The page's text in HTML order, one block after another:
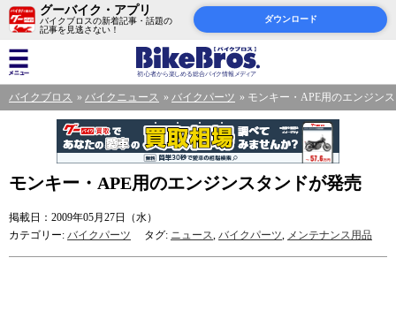
グーバイク・アプリ
バイクブロスの新着記事・話題の
記事を見逃さない！
ダウンロード
バイクブロス バイクニュース バイクパーツ モンキー・APE用のエンジン
モンキー・APE用のエンジンスタンドが発売
掲載日：2009年05月27日（水）
カテゴリー: バイクパーツ タグ: ニュース, バイクパーツ, メンテナンス用品